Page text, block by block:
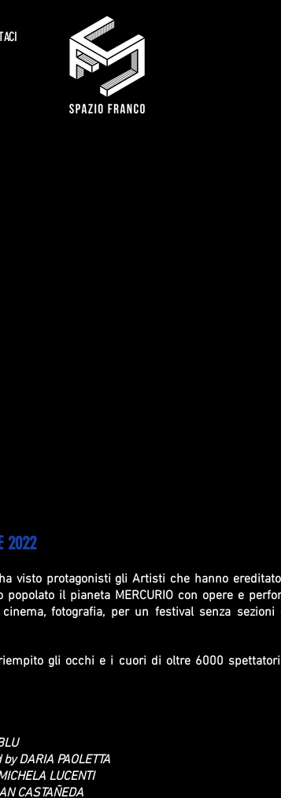
2022
visto protagonisti gli Artisti che hanno
il pianeta MERCURIO con opere e
fotografia, per un festival senza sezioni
gli occhi e i cuori di oltre 6000
DARIA PAOLETTA
LUCENTI
CASTAÑEDA